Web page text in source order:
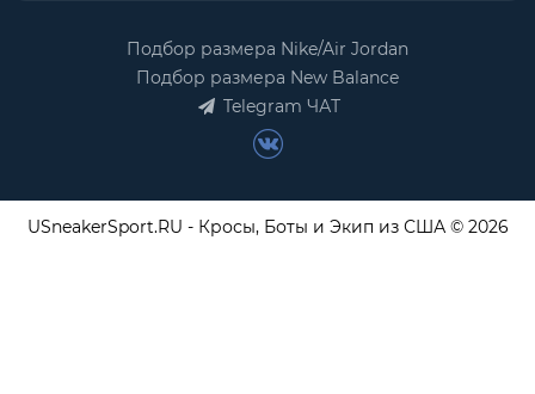
Подбор размера Nike/Air Jordan
Подбор размера New Balance
Telegram ЧАТ
USneakerSport.RU - Кросы, Боты и Экип из США © 2026